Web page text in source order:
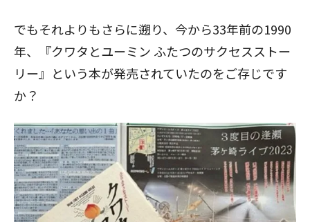
でもそれよりもさらに遡り、今から33年前の1990
年、『クワタとユーミン ふたつのサクセスストー
リー』という本が発売されていたのをご存じです
か？